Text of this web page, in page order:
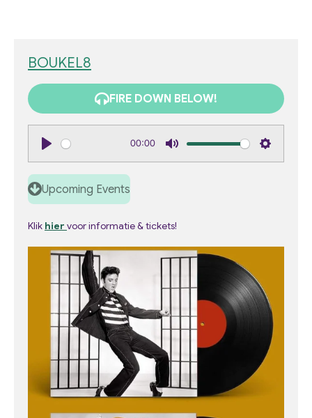
BOUKEL8
FIRE DOWN BELOW!
P
l
a
00:00
M
S
s
Upcoming Events
Klik hier voor informatie & tickets!